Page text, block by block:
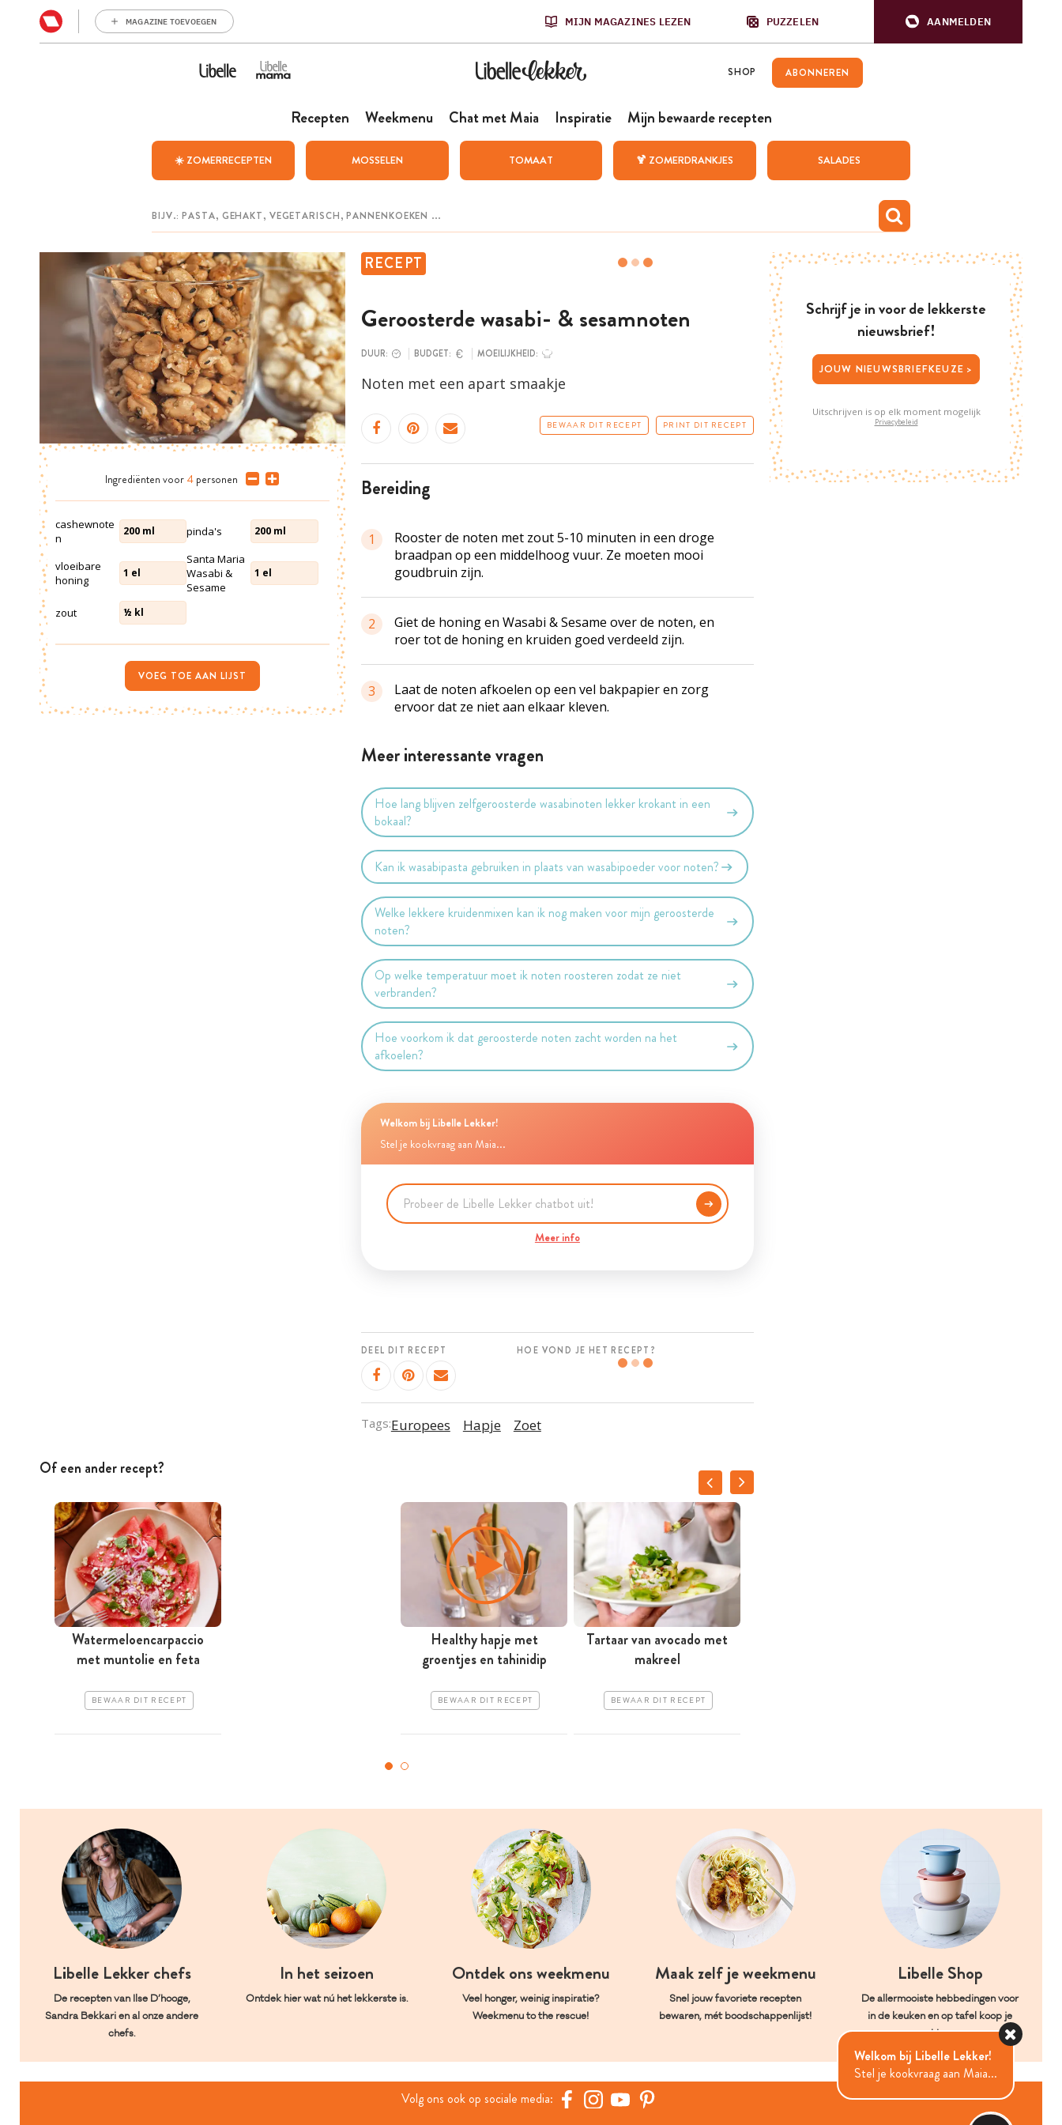
MAGAZINE TOEVOEGEN MIJN MAGAZINES LEZEN PUZZELEN AANMELDEN
SHOP ABONNEREN
Recepten Weekmenu Chat met Maia Inspiratie Mijn bewaarde recepten
☀️ ZOMERRECEPTEN MOSSELEN TOMAAT 🍹 ZOMERDRANKJES SALADES
RECEPT
Geroosterde wasabi- & sesamnoten
DUUR: BUDGET: MOEILIJKHEID:
Noten met een apart smaakje
BEWAAR DIT RECEPT PRINT DIT RECEPT
bereiding
1
Rooster de noten met zout 5-10 minuten in een droge
braadpan op een middelhoog vuur. Ze moeten mooi
goudbruin zijn.
2
Giet de honing en Wasabi & Sesame over de noten, en
roer tot de honing en kruiden goed verdeeld zijn.
3
Laat de noten afkoelen op een vel bakpapier en zorg
ervoor dat ze niet aan elkaar kleven.
Meer interessante vragen
Hoe lang blijven zelfgeroosterde wasabinoten lekker krokant in een
bokaal?
Kan ik wasabipasta gebruiken in plaats van wasabipoeder voor noten?
Welke lekkere kruidenmixen kan ik nog maken voor mijn geroosterde
noten?
Op welke temperatuur moet ik noten roosteren zodat ze niet
verbranden?
Hoe voorkom ik dat geroosterde noten zacht worden na het
afkoelen?
Welkom bij Libelle Lekker!
Stel je kookvraag aan Maia...
Meer info
DEEL DIT RECEPT HOE VOND JE HET RECEPT?
Tags:Europees Hapje Zoet
Ingrediënten voor 4 personen
cashewnote
n
200 ml pinda's 200 ml
vloeibare
honing
1 el
Santa Maria
Wasabi &
Sesame
1 el
zout ½ kl
VOEG TOE AAN LIJST
Of een ander recept?
Watermeloen­carpaccio
met muntolie en feta
BEWAAR DIT RECEPT
Healthy hapje met
groentjes en tahinidip
BEWAAR DIT RECEPT
Tartaar van avocado met
makreel
BEWAAR DIT RECEPT
Schrijf je in voor de lekkerste
nieuwsbrief!
JOUW NIEUWSBRIEFKEUZE >
Uitschrijven is op elk moment mogelijk
Privacybeleid
Libelle Lekker chefs
De recepten van Ilse D’hooge,
Sandra Bekkari en al onze andere
chefs.
In het seizoen
Ontdek hier wat nú het lekkerste is.
Ontdek ons weekmenu
Veel honger, weinig inspiratie?
Weekmenu to the rescue!
Maak zelf je weekmenu
Snel jouw favoriete recepten
bewaren, mét boodschappenlijst!
Libelle Shop
De allermooiste hebbedingen voor
in de keuken en op tafel koop je
hier.
Volg ons ook op sociale media:
Welkom bij Libelle Lekker!
Stel je kookvraag aan Maia...